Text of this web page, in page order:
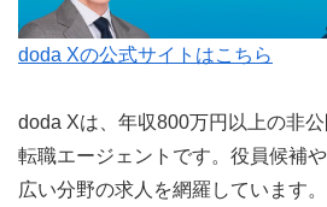
doda Xの公式サイトはこちら
doda Xは、年収800万円以上の非
転職エージェントです。役員候補
広い分野の求人を網羅しています。